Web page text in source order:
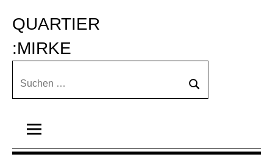
Inhalt
springen
QUARTIER
:MIRKE
Suchen
Suchen